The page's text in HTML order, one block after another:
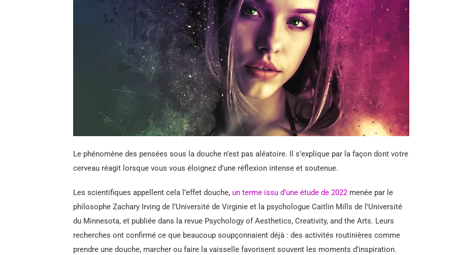
Le phénomène des pensées sous la douche n’est pas aléatoire. Il s’explique par la façon dont votre
cerveau réagit lorsque vous vous éloignez d’une réflexion intense et soutenue.
Les scientifiques appellent cela l’effet douche, un terme issu d’une étude de 2022 menée par le
philosophe Zachary Irving de l’Université de Virginie et la psychologue Caitlin Mills de l’Université
du Minnesota, et publiée dans la revue Psychology of Aesthetics, Creativity, and the Arts. Leurs
recherches ont confirmé ce que beaucoup soupçonnaient déjà : des activités routinières comme
prendre une douche, marcher ou faire la vaisselle favorisent souvent les moments d’inspiration.